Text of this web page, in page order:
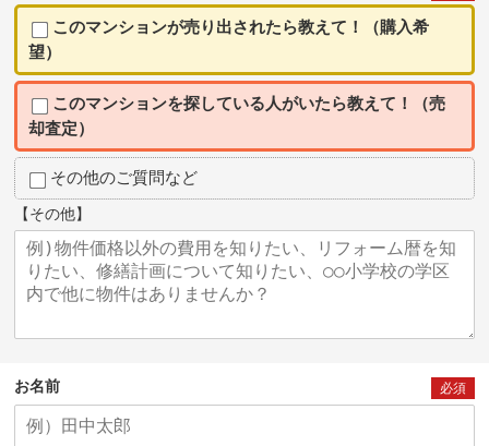
このマンションが売り出されたら教えて！（購入希
望）
このマンションを探している人がいたら教えて！（売
却査定）
その他のご質問など
【その他】
お名前 必須